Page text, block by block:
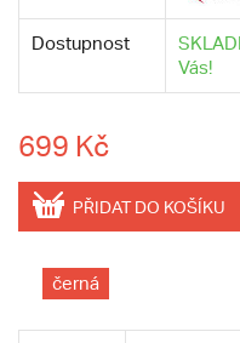
Dostupnost
Vás!
699 Kč
PŘIDAT DO KOŠÍKU
černá